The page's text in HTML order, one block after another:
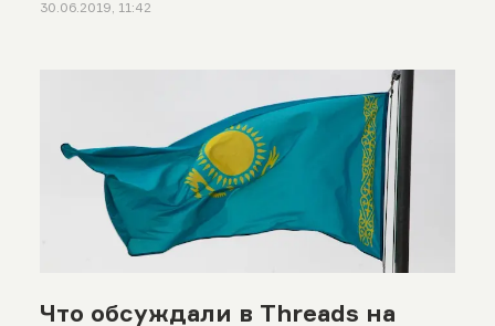
30.06.2019, 11:42
Что обсуждали в Threads на